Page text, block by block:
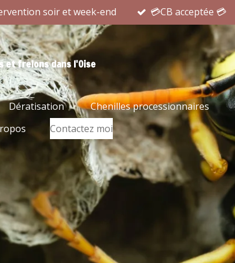
soir et week-end 💳CB acceptée 💳
et frelons dans l'Oise
Dératisation Chenilles processionnaires
Contactez moi